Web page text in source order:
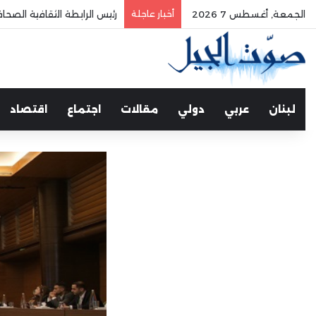
الجمعة, أغسطس 7 2026 أخبار عاجلة الفري يستقبل نقيب
لبنان عربي دولي مقالات اجتماع اقتصاد